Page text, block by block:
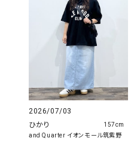
2026/07/03
ひかり
and Quarter イオンモール筑紫野
157cm